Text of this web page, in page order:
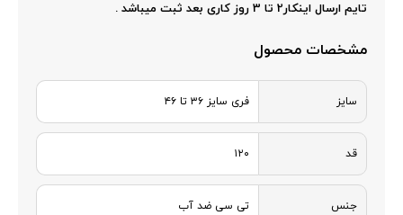
تایم ارسال اینکار2 تا 3 روز کاری بعد ثبت میباشد .
مشخصات محصول
سایز فری سایز ۳۶ تا ۴۶
قد ۱۲۰
جنس تی سی ضد آب